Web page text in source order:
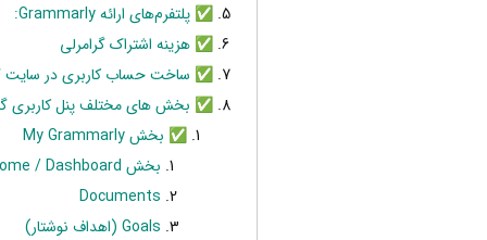
✅ پلتفرم‌های ارائه Grammarly:
✅ هزینه اشتراک گرامرلی
✅ ساخت حساب کاربری در سایت
✅ بخش های مختلف پنل کاربری
✅ بخش My Grammarly
بخش Home / Dashboard
Documents
Goals (اهداف نوشتار)